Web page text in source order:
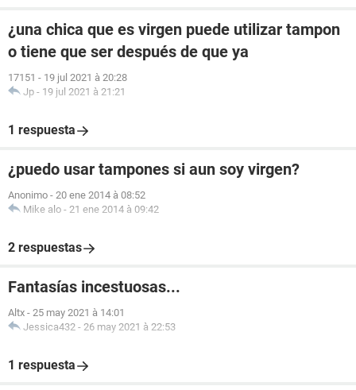
¿una chica que es virgen puede utilizar tampon
o tiene que ser después de que ya
17151 - 19 jul 2021 à 20:28
Jp - 19 jul 2021 à 21:21
1 respuesta
¿puedo usar tampones si aun soy virgen?
Anonimo - 20 ene 2014 à 08:52
Mike alo - 21 ene 2014 à 09:42
2 respuestas
Fantasías incestuosas...
Altx - 25 may 2021 à 14:01
Jessica432 - 26 may 2021 à 22:53
1 respuesta